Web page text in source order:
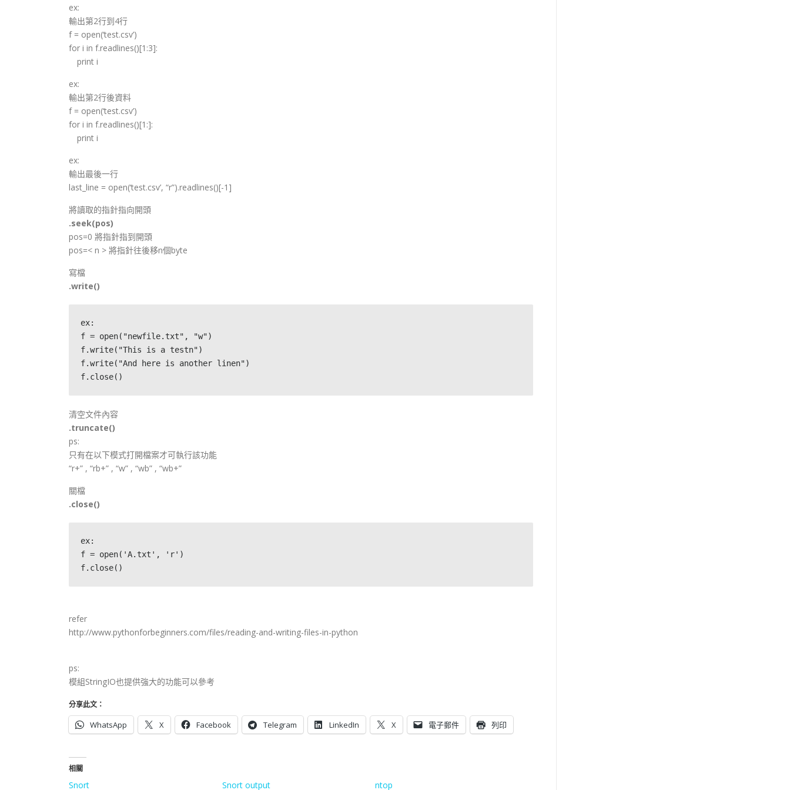
ex:
輸出第2行到4行
f = open(‘test.csv’)
for i in f.readlines()[1:3]:
print i
ex:
輸出第2行後資料
f = open(‘test.csv’)
for i in f.readlines()[1:]:
print i
ex:
輸出最後一行
last_line = open(‘test.csv’, “r”).readlines()[-1]
將讀取的指針指向開頭
.seek(pos)
pos=0 將指針指到開頭
pos=< n > 將指針往後移n個byte
寫檔
.write()
ex:
f = open("newfile.txt", "w")
f.write("This is a testn")
f.write("And here is another linen")
f.close()
清空文件內容
.truncate()
ps:
只有在以下模式打開檔案才可執行該功能
“r+” , “rb+” , “w” , “wb” , “wb+”
關檔
.close()
ex:
f = open('A.txt', 'r')
f.close()
refer
http://www.pythonforbeginners.com/files/reading-and-writing-files-in-python
ps:
模組StringIO也提供強大的功能可以參考
分享此文：
WhatsApp X Facebook Telegram LinkedIn X 電子郵件 列印
相關
Snort Snort output ntop